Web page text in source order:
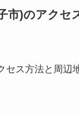
市)のアクセ
セス方法と周辺